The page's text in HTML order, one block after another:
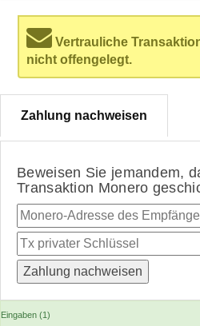
Vertrauliche
nicht offengelegt.
Zahlung nachweisen
Beweisen Sie jemandem,
Transaktion Monero
Eingaben (1)